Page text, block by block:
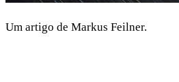
Um artigo de Markus Feilner.